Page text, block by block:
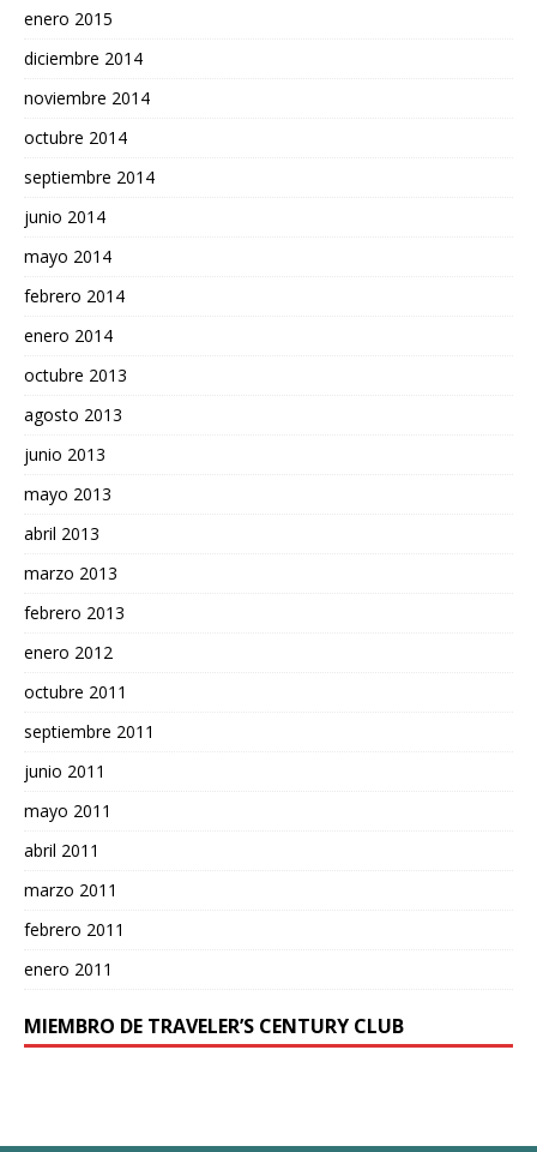
enero 2015
diciembre 2014
noviembre 2014
octubre 2014
septiembre 2014
junio 2014
mayo 2014
febrero 2014
enero 2014
octubre 2013
agosto 2013
junio 2013
mayo 2013
abril 2013
marzo 2013
febrero 2013
enero 2012
octubre 2011
septiembre 2011
junio 2011
mayo 2011
abril 2011
marzo 2011
febrero 2011
enero 2011
MIEMBRO DE TRAVELER’S CENTURY CLUB